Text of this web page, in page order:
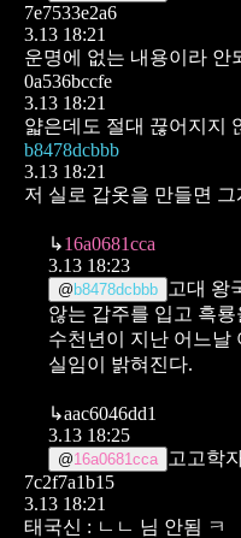
7e7533e2a6
3.13 18:21
운명에 없는 내용이라 안
0a536bccfe
3.13 18:21
얇은데도 절대 끊어지지
b8478dcbbb
3.13 18:21
저 실로 갑옷을 만들면
↳16a0681cca
3.13 18:23
@ b8478dcbbb
고대 왕
않는 갑주를 입고 흑
수천년이 지난 어느날
실임이 밝혀진다.
↳aac6046dd1
3.13 18:25
@16a0681cca
고고학
7c2f7a1b15
3.13 18:21
태국신 : ㄴㄴ 님 안됨 ㅋ